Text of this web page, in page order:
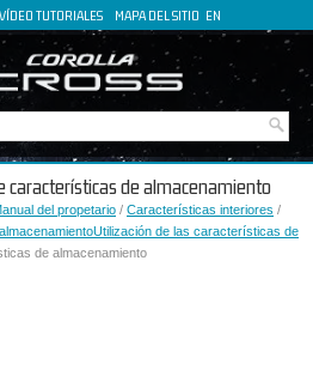
VÍDEO TUTORIALES MAPA DEL SITIO EN
características de almacenamiento
del propetario / Características interiores /
de las características de
de almacenamiento